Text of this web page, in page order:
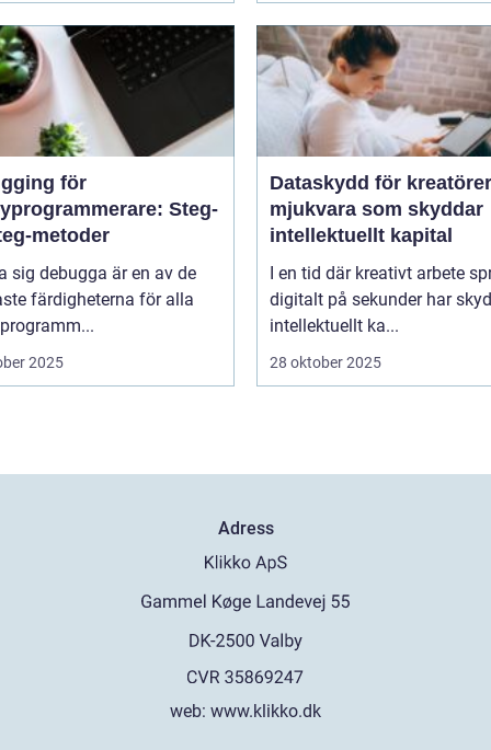
för
Steg-
metoder
sig debugga är en av de
färdigheterna för alla
2025
Dataskydd för
mjukvara som skyddar
intellektuellt kapital
I en tid där kreativt arbete
digitalt på sekunder har
intellektuellt ka...
28 oktober 2025
Adress
web: www.klikko.dk